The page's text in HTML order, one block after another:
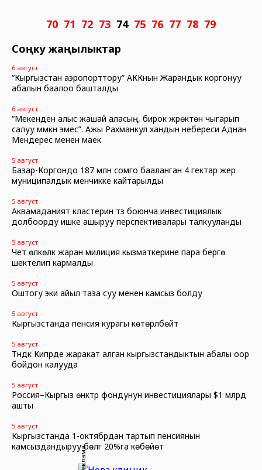
70 71 72 73 74 75 76 77 78 79
Соңку жаңылыктар
6 август
“Кыргызстан аэропорттору” АККнын Жарандык коргонуу
абалын баалоо башталды
6 август
“Мекенден алыс жашай аласың, бирок жүрөктөн чыгарып
салуу мүмкүн эмес”. Ажы Рахманкул хандын небереси Аднан
Мендерес менен маек
5 август
Базар-Коргондо 187 млн сомго бааланган 4 гектар жер
муниципалдык менчикке кайтарылды
5 август
Аквамаданият кластерин түзүү боюнча инвестициялык
долбоорду ишке ашыруу перспективалары талкууланды
5 август
Чет өлкөлүк жаран милиция кызматкерине пара берүүгө
шектелип кармалды
5 август
Оштогу эки айыл таза суу менен камсыз болду
5 август
Кыргызстанда пенсия курагы көтөрүлбөйт
5 август
Түндүк Кипрде жаракат алган кыргызстандыктын абалы оор
бойдон калууда
5 август
Россия–Кыргыз өнүктүрүү фондунун инвестициялары $1 млрд
ашты
5 август
Кыргызстанда 1-октябрдан тартып пенсиянын
камсыздандыруу бөлүгү 20%га көбөйөт
Реклама